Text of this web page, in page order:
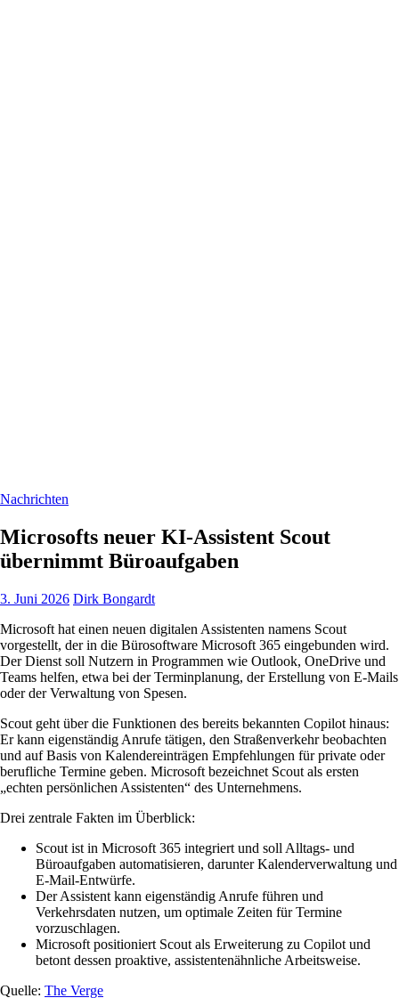
Nachrichten
Microsofts neuer KI-Assistent Scout
übernimmt Büroaufgaben
3. Juni 2026 Dirk Bongardt
Microsoft hat einen neuen digitalen Assistenten namens Scout
vorgestellt, der in die Bürosoftware Microsoft 365 eingebunden wird.
Der Dienst soll Nutzern in Programmen wie Outlook, OneDrive und
Teams helfen, etwa bei der Terminplanung, der Erstellung von E-Mails
oder der Verwaltung von Spesen.
Scout geht über die Funktionen des bereits bekannten Copilot hinaus:
Er kann eigenständig Anrufe tätigen, den Straßenverkehr beobachten
und auf Basis von Kalendereinträgen Empfehlungen für private oder
berufliche Termine geben. Microsoft bezeichnet Scout als ersten
„echten persönlichen Assistenten“ des Unternehmens.
Drei zentrale Fakten im Überblick:
Scout ist in Microsoft 365 integriert und soll Alltags- und
Büroaufgaben automatisieren, darunter Kalenderverwaltung und
E-Mail-Entwürfe.
Der Assistent kann eigenständig Anrufe führen und
Verkehrsdaten nutzen, um optimale Zeiten für Termine
vorzuschlagen.
Microsoft positioniert Scout als Erweiterung zu Copilot und
betont dessen proaktive, assistentenähnliche Arbeitsweise.
Quelle: The Verge